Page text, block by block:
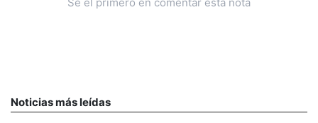
Noticias más leídas